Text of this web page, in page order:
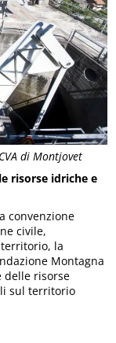
di Montjovet
risorse idriche e
convenzione
civile,
la
Montagna
delle risorse
sul territorio